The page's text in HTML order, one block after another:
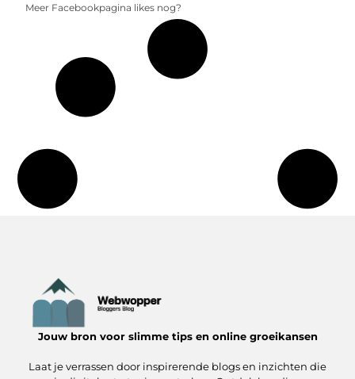
Meer Facebookpagina likes nog?
Jouw bron voor slimme tips en online groeikansen
Laat je verrassen door inspirerende blogs en inzichten die